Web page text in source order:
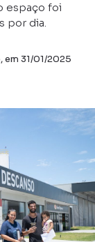
espaço foi
por dia.
31/01/2025